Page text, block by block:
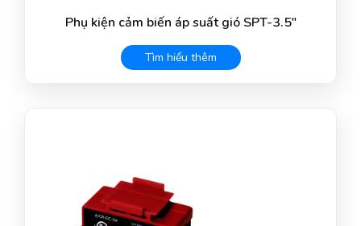
Phụ kiện cảm biến áp suất gió SPT-3.5″
Tìm hiểu thêm